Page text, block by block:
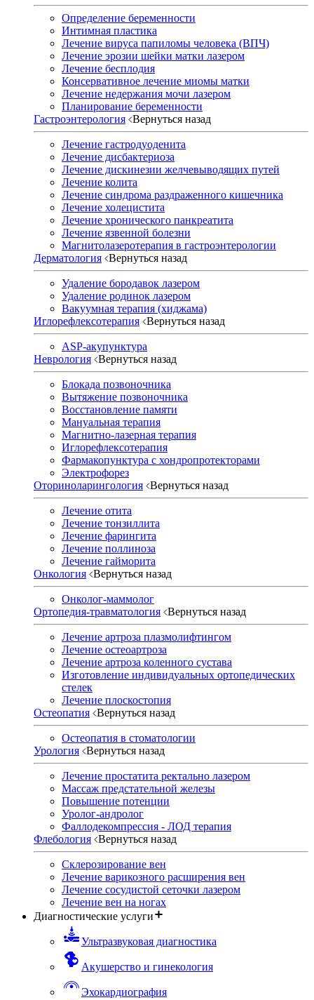
Определение беременности
Интимная пластика
Лечение вируса папиломы человека (ВПЧ)
Лечение эрозии шейки матки лазером
Лечение бесплодия
Консервативное лечение миомы матки
Лечение недержания мочи лазером
Планирование беременности
Гастроэнтерология Вернуться назад
Лечение гастродуоденита
Лечение дисбактериоза
Лечение дискинезии желчевыводящих путей
Лечение колита
Лечение синдрома раздраженного кишечника
Лечение холецистита
Лечение хронического панкреатита
Лечение язвенной болезни
Магнитолазеротерапия в гастроэнтерологии
Дерматология Вернуться назад
Удаление бородавок лазером
Удаление родинок лазером
Вакуумная терапия (хиджама)
Иглорефлексотерапия Вернуться назад
ASP-акупунктура
Неврология Вернуться назад
Блокада позвоночника
Вытяжение позвоночника
Восстановление памяти
Мануальная терапия
Магнитно-лазерная терапия
Иглорефлексотерапия
Фармакопунктура с хондропротекторами
Электрофорез
Оториноларингология Вернуться назад
Лечение отита
Лечение тонзиллита
Лечение фарингита
Лечение поллиноза
Лечение гайморита
Онкология Вернуться назад
Онколог-маммолог
Ортопедия-травматология Вернуться назад
Лечение артроза плазмолифтингом
Лечение остеоартроза
Лечение артроза коленного сустава
Изготовление индивидуальных ортопедических
стелек
Лечение плоскостопия
Остеопатия Вернуться назад
Остеопатия в стоматологии
Урология Вернуться назад
Лечение простатита ректально лазером
Массаж предстательной железы
Повышение потенции
Уролог-андролог
Фаллодекомпрессия - ЛОД терапия
Флебология Вернуться назад
Склерозирование вен
Лечение варикозного расширения вен
Лечение сосудистой сеточки лазером
Лечение вен на ногах
Диагностические услуги
Ультразвуковая диагностика
Акушерство и гинекология
Эхокардиография